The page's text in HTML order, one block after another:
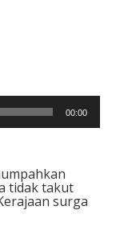
00:00
tidak takut
surga